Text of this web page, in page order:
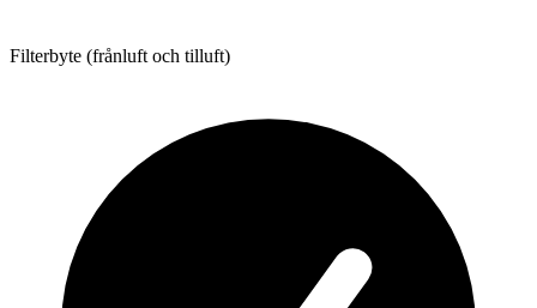
Filterbyte (frånluft och tilluft)